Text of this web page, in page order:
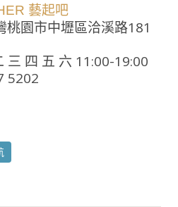
藝起吧
桃園市中壢區洽溪路181
三 四 五 六 11:00-19:00
5202